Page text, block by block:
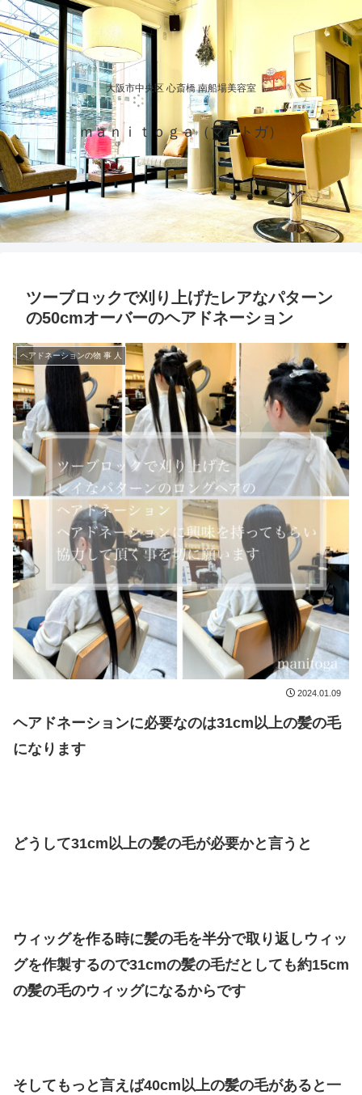
大阪市中央区 心斎橋 南船場美容室
ｍａｎｉｔｏｇａ（マニトガ）
ツーブロックで刈り上げたレアなパターン
の50cmオーバーのヘアドネーション
ヘアドネーションの物 事 人
2024.01.09
ヘアドネーションに必要なのは31cm以上の髪の毛
になります
どうして31cm以上の髪の毛が必要かと言うと
ウィッグを作る時に髪の毛を半分で取り返しウィッ
グを作製するので31cmの髪の毛だとしても約15cm
の髪の毛のウィッグになるからです
そしてもっと言えば40cm以上の髪の毛があると一